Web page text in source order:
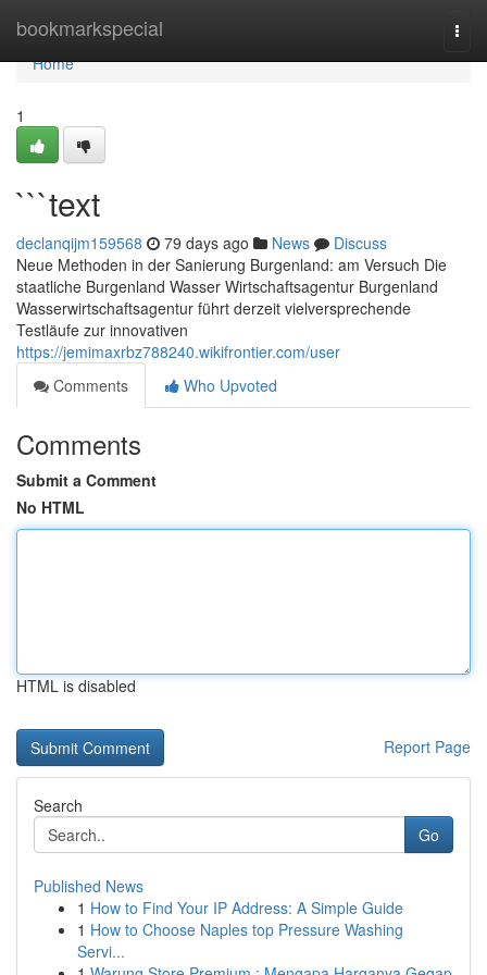
bookmarkspecial
Home
Home
1
```text
declanqijm159568 79 days ago News
Discuss
Neue Methoden in der Sanierung Burgenland: am Versuch Die
staatliche Burgenland Wasser Wirtschaftsagentur Burgenland
Wasserwirtschaftsagentur führt derzeit vielversprechende
Testläufe zur innovativen
https://jemimaxrbz788240.wikifrontier.com/user
Comments
Who Upvoted
Comments
Submit a Comment
No HTML
HTML is disabled
Report Page
Search
Go
Published News
1 How to Find Your IP Address: A Simple Guide
1 How to Choose Naples top Pressure Washing
Servi...